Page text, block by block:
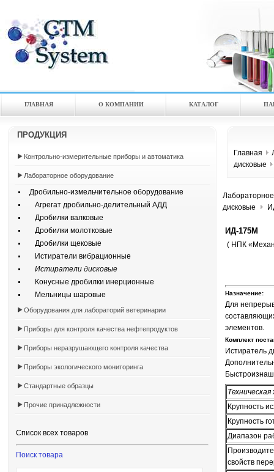
ГЛАВНАЯ О КОМПАНИИ КАТАЛOГ
ПРОДУКЦИЯ
Контрольно-измерительные приборы и автоматика
Лабораторное оборудование
Дробильно-измельчительное оборудование
Агрегат дробильно-делительный АДД
Дробилки валковые
Дробилки молотковые
Дробилки щековые
Истиратели вибрационные
Истиратели дисковые
Конусные дробилки инерционные
Мельницы шаровые
Оборудования для лабораторий ветеринарии
Приборы для контроля качества нефтепродуктов
Приборы неразрушающего контроля качества
Приборы экологического мониторинга
Стандартные образцы
Прочие принадлежности
Список всех товаров
Поиск товара
Главная
дисковые
дисковые
ИД-175М
( НПК
Назначение:
Для
элементов.
Комплект
Истиратель
Крупность
Крупность
Диапазон
свойств